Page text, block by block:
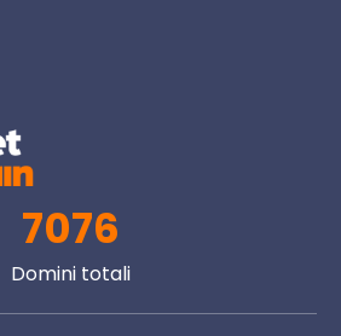
7076
Domini totali